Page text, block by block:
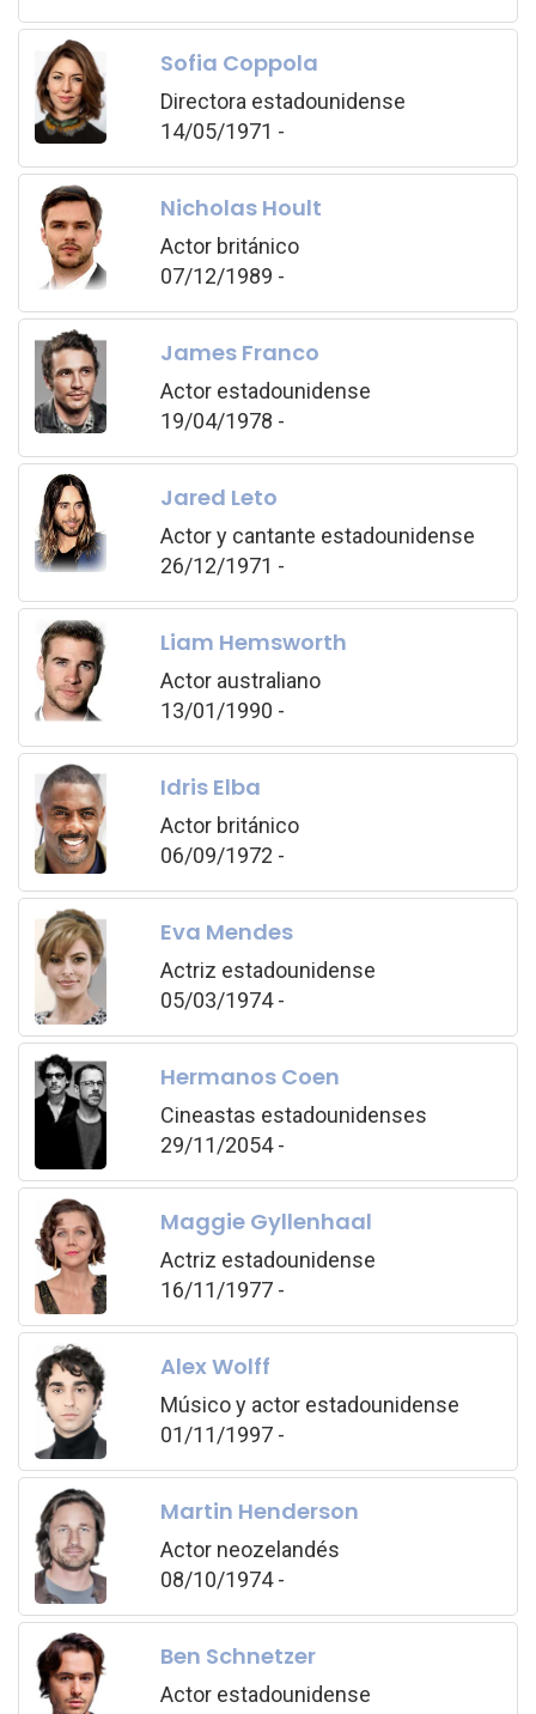
Sofia Coppola
Directora estadounidense
14/05/1971 -
Nicholas Hoult
Actor británico
07/12/1989 -
James Franco
Actor estadounidense
19/04/1978 -
Jared Leto
Actor y cantante estadounidense
26/12/1971 -
Liam Hemsworth
Actor australiano
13/01/1990 -
Idris Elba
Actor británico
06/09/1972 -
Eva Mendes
Actriz estadounidense
05/03/1974 -
Hermanos Coen
Cineastas estadounidenses
29/11/2054 -
Maggie Gyllenhaal
Actriz estadounidense
16/11/1977 -
Alex Wolff
Músico y actor estadounidense
01/11/1997 -
Martin Henderson
Actor neozelandés
08/10/1974 -
Ben Schnetzer
Actor estadounidense